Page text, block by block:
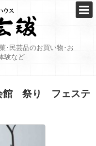
･民芸品のお買い物･お
験など
館 祭り フェステ